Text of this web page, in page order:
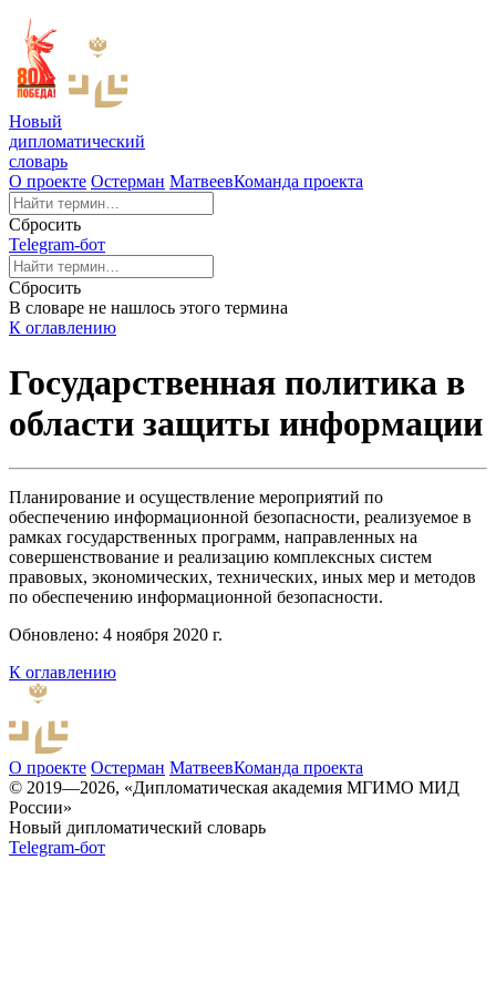
Новый
дипломатический
словарь
О проекте Остерман МатвеевКоманда проекта
Сбросить
Telegram-бот
Сбросить
В словаре не нашлось этого термина
К оглавлению
Государственная политика в
области защиты информации
Планирование и осуществление мероприятий по
обеспечению информационной безопасности, реализуемое в
рамках государственных программ, направленных на
совершенствование и реализацию комплексных систем
правовых, экономических, технических, иных мер и методов
по обеспечению информационной безопасности.
Обновлено: 4 ноября 2020 г.
К оглавлению
О проекте Остерман МатвеевКоманда проекта
© 2019—2026, «Дипломатическая академия МГИМО МИД
России»
Новый дипломатический словарь
Telegram-бот